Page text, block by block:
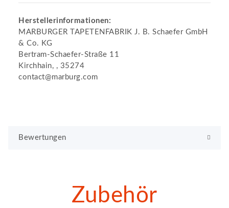
Herstellerinformationen:
MARBURGER TAPETENFABRIK J. B. Schaefer GmbH
& Co. KG
Bertram-Schaefer-Straße 11
Kirchhain, , 35274
contact@marburg.com
Bewertungen
Zubehör